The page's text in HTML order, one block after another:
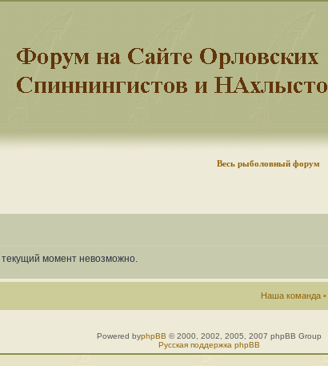
Весь рыболовный форум
текущий момент невозможно.
Наша команда •
Powered byphpBB © 2000, 2002, 2005, 2007 phpBB Group
Русская поддержка phpBB